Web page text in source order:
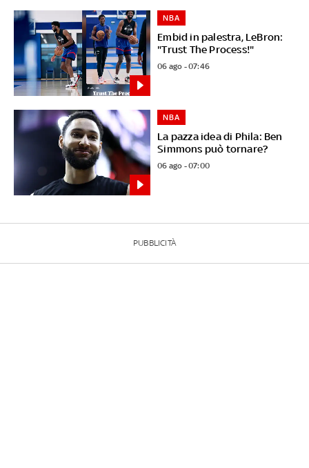
Embid in palestra, LeBron:
"Trust The Process!"
NBA
06 ago - 07:46
La pazza idea di Phila: Ben
Simmons può tornare?
NBA
06 ago - 07:00
PUBBLICITÀ